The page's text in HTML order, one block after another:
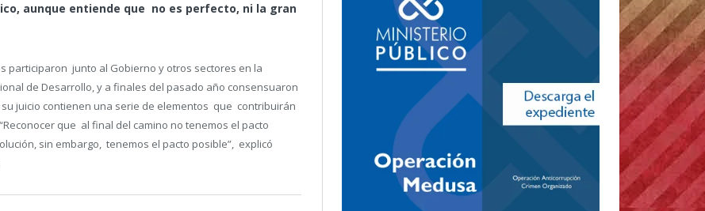
aunque entiende que no es perfecto, ni la gran
participaron junto al Gobierno y otros sectores en la
de Desarrollo, y a finales del pasado año consensuaron
juicio contienen una serie de elementos que contribuirán
que al final del camino no tenemos el pacto
sin embargo, tenemos el pacto posible”, explicó